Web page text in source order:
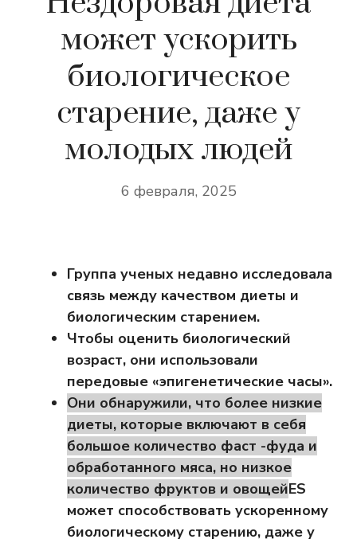
может ускорить
биологическое
старение, даже у
молодых людей
6 февраля, 2025
Группа ученых недавно исследовала
связь между качеством диеты и
биологическим старением.
Чтобы оценить биологический
возраст, они использовали
передовые «эпигенетические часы».
Они обнаружили, что более низкие
диеты, которые включают в себя
большое количество фаст -фуда и
обработанного мяса, но низкое
количество фруктов и овощейES
может способствовать ускоренному
биологическому старению, даже у